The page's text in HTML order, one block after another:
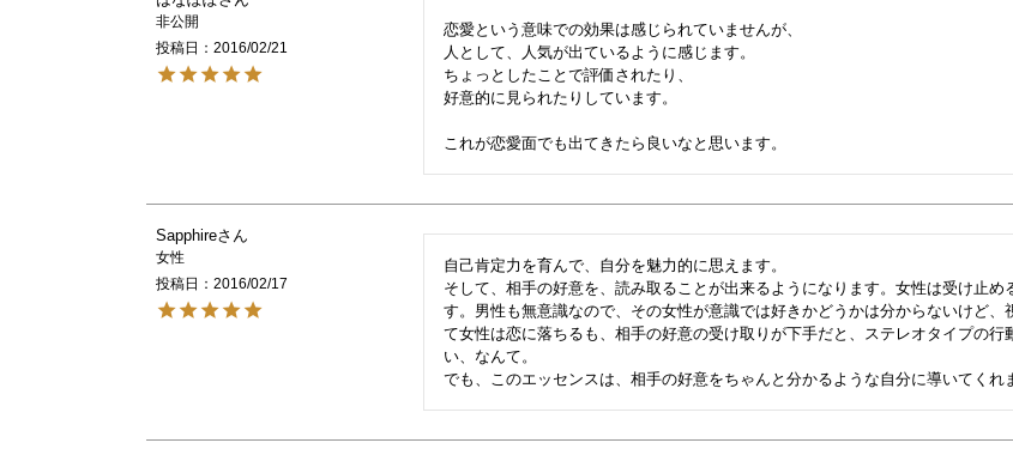
非公開
投稿日
2016/02/21
恋愛という意味での効果は感じられていませんが、
人として、人気が出ているように感じます。
ちょっとしたことで評価されたり、
好意的に見られたりしています。
これが恋愛面でも出てきたら良いなと思います。
Sapphire
女性
投稿日
2016/02/17
自己肯定力を育んで、自分を魅力的に思えます。
そして、相手の好意を、読み取ることが出来るようになります。女性は受け止
す。男性も無意識なので、その女性が意識では好きかどうかは分からないけど
て女性は恋に落ちるも、相手の好意の受け取りが下手だと、ステレオタイプの
い、なんて。